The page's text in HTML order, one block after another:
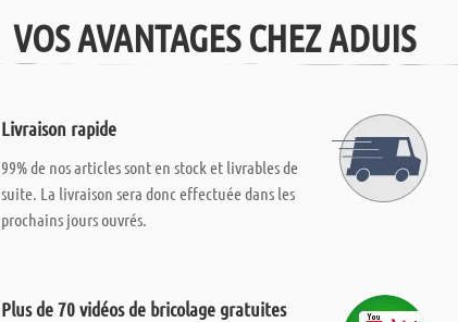
VOS AVANTAGES CHEZ ADUIS
Livraison rapide
99% de nos articles sont en stock et livrables de
suite. La livraison sera donc effectuée dans les
prochains jours ouvrés.
Plus de 70 vidéos de bricolage gratuites